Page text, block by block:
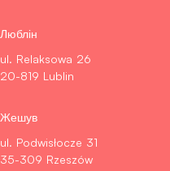
Люблін
ul. Relaksowa 26
20-819 Lublin
Жешув
ul. Podwisłocze 31
35-309 Rzeszów